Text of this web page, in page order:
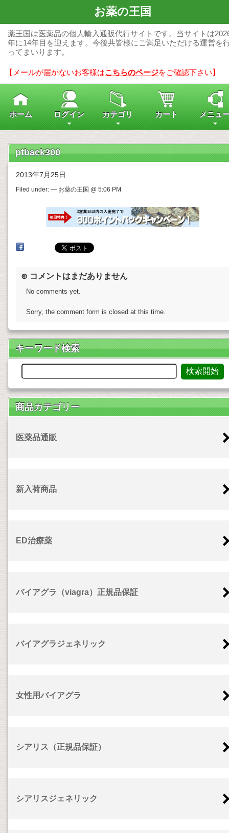
お薬の王国
薬王国は医薬品の個人輸入通販代行サイトです。当サイトは
年に14年目を迎えます。今後共皆様にご満足いただける運営を
ってまいります。
【メールが届かないお客様はこちらのページをご確認下さい】
ホーム ログイン カテゴリ カート メニュ
ptback300
2013年7月25日
Filed under: — お薬の王国 @ 5:06 PM
⊕ コメントはまだありません
No comments yet.
Sorry, the comment form is closed at this time.
キーワード検索
商品カテゴリー
医薬品通販
新入荷商品
ED治療薬
バイアグラ（viagra）正規品保証
バイアグラジェネリック
女性用バイアグラ
シアリス（正規品保証）
シアリスジェネリック